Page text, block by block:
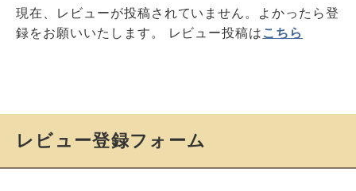
現在、レビューが投稿されていません。よかったら登
録をお願いいたします。 レビュー投稿は こちら
レビュー登録フォーム